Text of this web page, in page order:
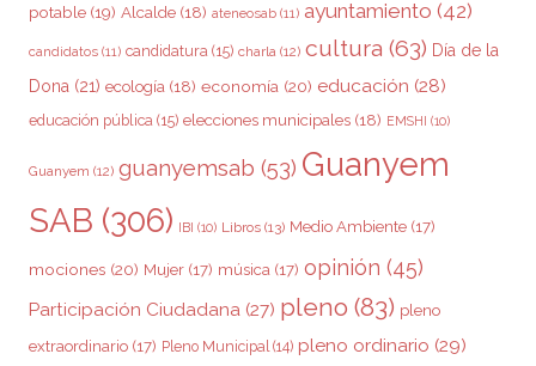
potable (19) Alcalde (18) ateneosab (11) ayuntamiento (42)
candidatos (11) candidatura (15) charla (12) cultura (63) Día de la
Dona (21) ecología (18) economía (20) educación (28)
educación pública (15) elecciones municipales (18) EMSHI (10)
Guanyem (12) guanyemsab (53) Guanyem
SAB (306) IBI (10) Libros (13) Medio Ambiente (17)
mociones (20) Mujer (17) música (17) opinión (45)
Participación Ciudadana (27) pleno (83) pleno
extraordinario (17) Pleno Municipal(14) pleno ordinario (29)